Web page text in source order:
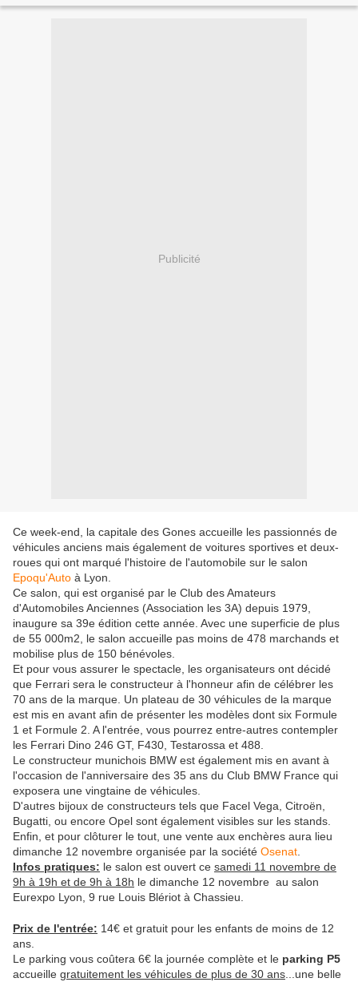
Publicité
Ce week-end, la capitale des Gones accueille les passionnés de
véhicules anciens mais également de voitures sportives et deux-
roues qui ont marqué l'histoire de l'automobile sur le salon
Epoqu'Auto à Lyon.
Ce salon, qui est organisé par le Club des Amateurs
d'Automobiles Anciennes (Association les 3A) depuis 1979,
inaugure sa 39e édition cette année. Avec une superficie de plus
de 55 000m2, le salon accueille pas moins de 478 marchands et
mobilise plus de 150 bénévoles.
Et pour vous assurer le spectacle, les organisateurs ont décidé
que Ferrari sera le constructeur à l'honneur afin de célébrer les
70 ans de la marque. Un plateau de 30 véhicules de la marque
est mis en avant afin de présenter les modèles dont six Formule
1 et Formule 2. A l'entrée, vous pourrez entre-autres contempler
les Ferrari Dino 246 GT, F430, Testarossa et 488.
Le constructeur munichois BMW est également mis en avant à
l'occasion de l'anniversaire des 35 ans du Club BMW France qui
exposera une vingtaine de véhicules.
D'autres bijoux de constructeurs tels que Facel Vega, Citroën,
Bugatti, ou encore Opel sont également visibles sur les stands.
Enfin, et pour clôturer le tout, une vente aux enchères aura lieu
dimanche 12 novembre organisée par la société Osenat
Infos pratiques: le salon est ouvert ce samedi 11 novembre de
9h à 19h et de 9h à 18h le dimanche 12 novembre au salon
Eurexpo Lyon, 9 rue Louis Blériot à Chassieu.
Prix de l'entrée: 14€ et gratuit pour les enfants de moins de 12
ans.
Le parking vous coûtera 6€ la journée complète et le parking P5
accueille gratuitement les véhicules de plus de 30 ans ...une belle